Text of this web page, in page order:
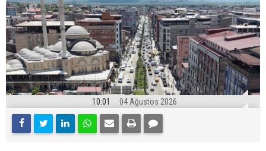
10:01 04 Ağustos 2026